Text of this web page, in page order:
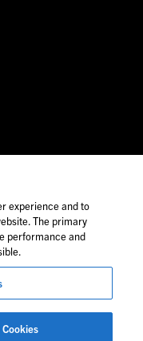
experience and to
The primary
performance and